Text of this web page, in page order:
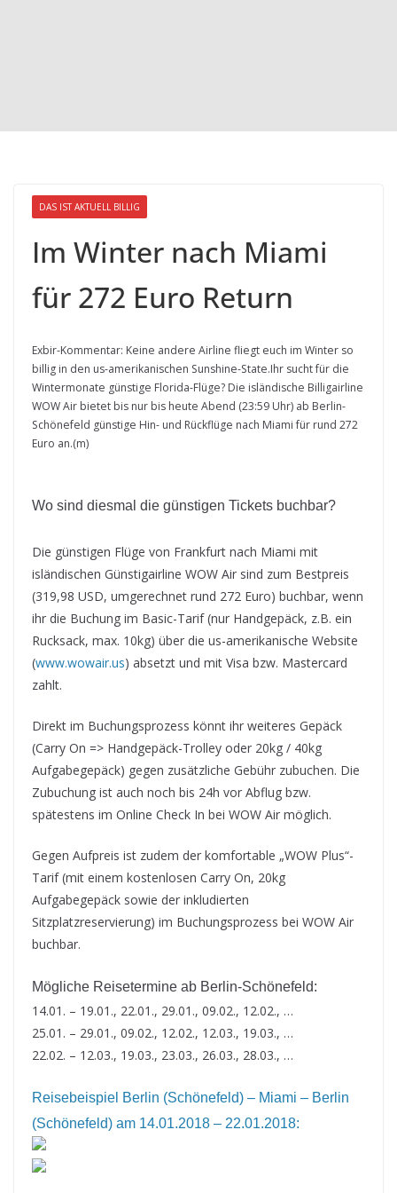
DAS IST AKTUELL BILLIG
Im Winter nach Miami
für 272 Euro Return
Exbir-Kommentar: Keine andere Airline fliegt euch im Winter so
billig in den us-amerikanischen Sunshine-State.Ihr sucht für die
Wintermonate günstige Florida-Flüge? Die isländische Billigairline
WOW Air bietet bis nur bis heute Abend (23:59 Uhr) ab Berlin-
Schönefeld günstige Hin- und Rückflüge nach Miami für rund 272
Euro an.(m)
Wo sind diesmal die günstigen Tickets buchbar?
Die günstigen Flüge von Frankfurt nach Miami mit
isländischen Günstigairline WOW Air sind zum Bestpreis
(319,98 USD, umgerechnet rund 272 Euro) buchbar, wenn
ihr die Buchung im Basic-Tarif (nur Handgepäck, z.B. ein
Rucksack, max. 10kg) über die us-amerikanische Website
(www.wowair.us) absetzt und mit Visa bzw. Mastercard
zahlt.
Direkt im Buchungsprozess könnt ihr weiteres Gepäck
(Carry On => Handgepäck-Trolley oder 20kg / 40kg
Aufgabegepäck) gegen zusätzliche Gebühr zubuchen. Die
Zubuchung ist auch noch bis 24h vor Abflug bzw.
spätestens im Online Check In bei WOW Air möglich.
Gegen Aufpreis ist zudem der komfortable „WOW Plus“-
Tarif (mit einem kostenlosen Carry On, 20kg
Aufgabegepäck sowie der inkludierten
Sitzplatzreservierung) im Buchungsprozess bei WOW Air
buchbar.
Mögliche Reisetermine ab Berlin-Schönefeld:
14.01. – 19.01., 22.01., 29.01., 09.02., 12.02., …
25.01. – 29.01., 09.02., 12.02., 12.03., 19.03., …
22.02. – 12.03., 19.03., 23.03., 26.03., 28.03., …
Reisebeispiel Berlin (Schönefeld) – Miami – Berlin
(Schönefeld) am 14.01.2018 – 22.01.2018: